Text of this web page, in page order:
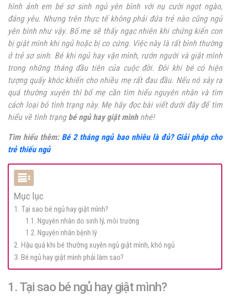
hình ảnh em bé sơ sinh ngủ yên bình với nụ cười ngọt ngào,
đáng yêu. Nhưng trên thực tế không phải đứa trẻ nào cũng ngủ
yên bình như vậy. Bố mẹ sẽ thấy ngạc nhiên khi chứng kiến con
bị giật mình khi ngủ hoặc bị co cứng. Việc này là rất bình thường
ở trẻ sơ sinh. Bé khi ngủ hay vặn mình, rướn người và giật mình
trong những tháng đầu tiên của cuộc đời. Đôi khi bé có hiện
tượng quấy khóc khiến cho nhiều mẹ rất đau đầu. Nếu nó xảy ra
quá thường xuyên thì bố mẹ cần tìm hiểu nguyên nhân và tìm
cách loại bỏ tình trạng này. Mẹ hãy đọc bài viết dưới đây để tìm
hiểu về tình trạng bé ngủ hay giật mìnhnhé!
Tìm hiểu thêm: Bé 2 tháng ngủ bao nhiêu là đủ? Giải pháp cho
trẻ thiếu ngủ
Mục lục
1. Tại sao bé ngủ hay giật mình?
1.1. Nguyên nhân do sinh lý, môi trường
1.2. Nguyên nhân bệnh lý
2. Hậu quả khi bé thường xuyên ngủ giật mình, khó ngủ
3. Bé ngủ hay giật mình phải làm sao?
1. Tại sao bé ngủ hay giật mình?